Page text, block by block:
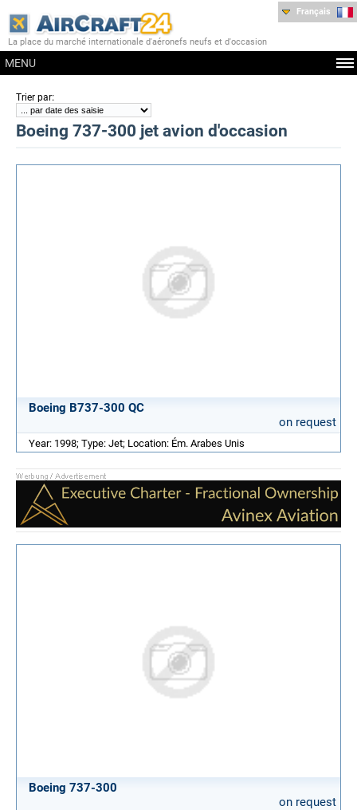
La place du marché internationale d'aéronefs neufs et d'occasion
MENU
Français
Trier par:
Boeing 737-300 jet avion d'occasion
Boeing B737-300 QC
on request
Year: 1998; Type: Jet; Location: Ém. Arabes Unis
Boeing 737-300
on request